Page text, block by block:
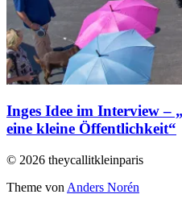
Inges Idee im Interview –
eine kleine Öffentlichkeit“
© 2026 theycallitkleinparis
Theme von Anders Norén